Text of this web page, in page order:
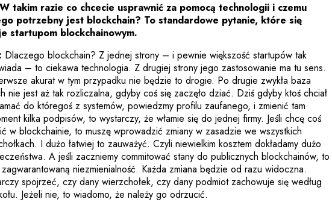
W takim razie co chcecie usprawnić za pomocą technologii i czemu
potrzebny jest blockchain? To standardowe pytanie, które się
startupom blockchainowym.
Dlaczego blockchain? Z jednej strony – i pewnie większość startupów tak
– to ciekawa technologia. Z drugiej strony jego zastosowanie ma tu sens.
akurat w tym przypadku nie będzie to drogie. Po drugie zwykła baza
nie jest aż tak rozliczalna, gdyby coś się zaczęło dziać. Dziś gdyby ktoś chciał
do któregoś z systemów, powiedzmy profilu zaufanego, i zmienić tam
kilka podpisów, to wystarczy, że włamie się do jednej firmy. Jeśli chcę coś
w blockchainie, to muszę wprowadzić zmiany w zasadzie we wszystkich
I dużo łatwiej to zauważyć. Czyli niewielkim kosztem dokładamy dużo
A jeśli zaczniemy commitować stany do publicznych blockchainów, to
zagwarantowaną niezmienialność. Każda zmiana będzie od razu widoczna.
spojrzeć, czy dany wierzchołek, czy dany podmiot zachowuje się według
Jeżeli nie, to wiadomo, że należy go odrzucić.